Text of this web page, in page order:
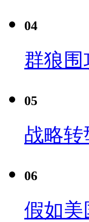
04
群狼
05
战略
06
假如美